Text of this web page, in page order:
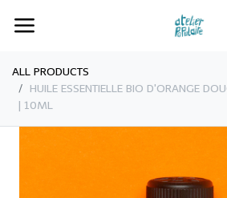
ALL PRODUCTS
HUILE ESSENTIELLE BIO D'ORANGE
| 10ML